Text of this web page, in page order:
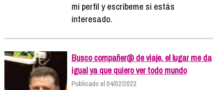
mi perfil y escríbeme si estás
interesado.
Busco compañer@ de viaje, el lugar me da
igual ya que quiero ver todo mundo
Publicado el 04/02/2022